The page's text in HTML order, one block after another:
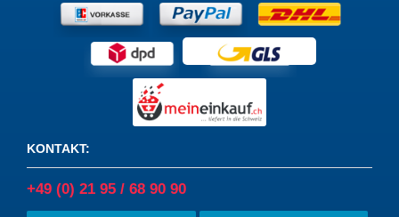
KONTAKT:
+49 (0) 21 95 / 68 90 90